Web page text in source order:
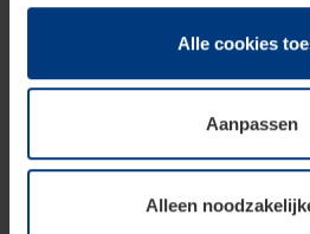
dienstverlening hebben
Juridisch zijn wij gerechtigd om
onze pagina's absoluut
soorten cookies is uw
toestemming kunt u op elk
wijzigen of herroepen.
Alle cookies
Aanpassen
Alleen